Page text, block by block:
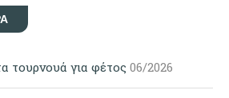
τουρνουά για φέτος 06/2026